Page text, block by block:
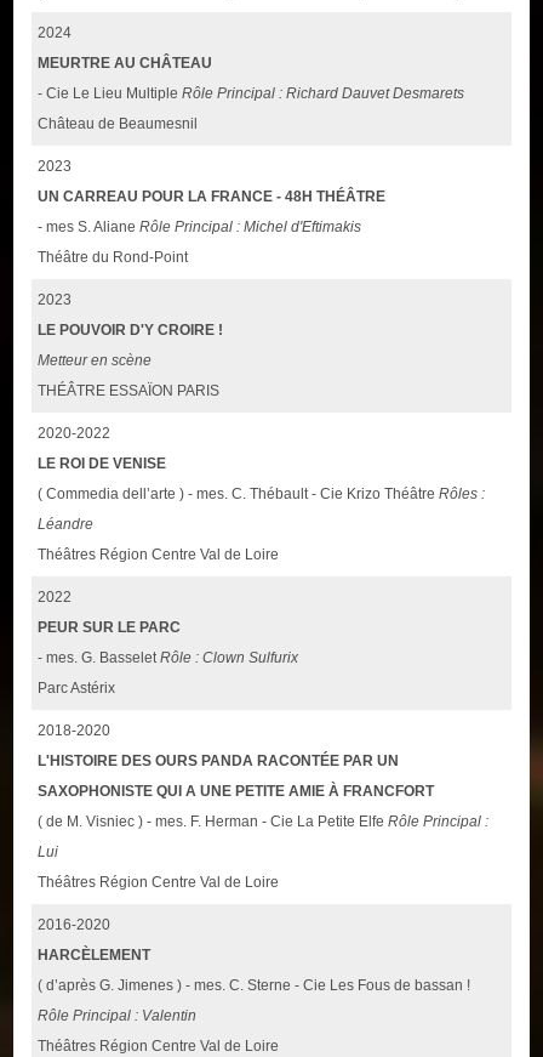
2024
MEURTRE AU CHÂTEAU
- Cie Le Lieu MultipleRôle Principal : Richard Dauvet Desmarets
Château de Beaumesnil
2023
UN CARREAU POUR LA FRANCE - 48H THÉÂTRE
- mes S. AlianeRôle Principal : Michel d'Eftimakis
Théâtre du Rond-Point
2023
LE POUVOIR D'Y CROIRE !
Metteur en scène
THÉÂTRE ESSAÏON PARIS
2020-2022
LE ROI DE VENISE
( Commedia dell’arte ) - mes. C. Thébault - Cie Krizo ThéâtreRôles :
Léandre
Théâtres Région Centre Val de Loire
2022
PEUR SUR LE PARC
- mes. G. BasseletRôle : Clown Sulfurix
Parc Astérix
2018-2020
L'HISTOIRE DES OURS PANDA RACONTÉE PAR UN
SAXOPHONISTE QUI A UNE PETITE AMIE À FRANCFORT
( de M. Visniec ) - mes. F. Herman - Cie La Petite ElfeRôle Principal :
Lui
Théâtres Région Centre Val de Loire
2016-2020
HARCÈLEMENT
( d’après G. Jimenes ) - mes. C. Sterne - Cie Les Fous de bassan !
Rôle Principal : Valentin
Théâtres Région Centre Val de Loire